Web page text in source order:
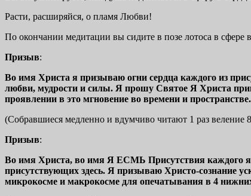
Расти, расширяйся, о пламя Любви!
По окончании медитации вы сидите в позе лотоса в сфере
Призыв:
Во имя Христа я призываю огни сердца каждого из
любви, мудрости и силы. Я прошу Святое Я Христа
проявлении в это мгновение во времени и пространстве.
(Собравшиеся медленно и вдумчиво читают 1 раз веление
Призыв:
Во имя Христа, во имя Я ЕСМЬ Присутствия каждого я
присутствующих здесь. Я призываю Христо-сознание
микрокосме и макрокосме для опечатывания в 4